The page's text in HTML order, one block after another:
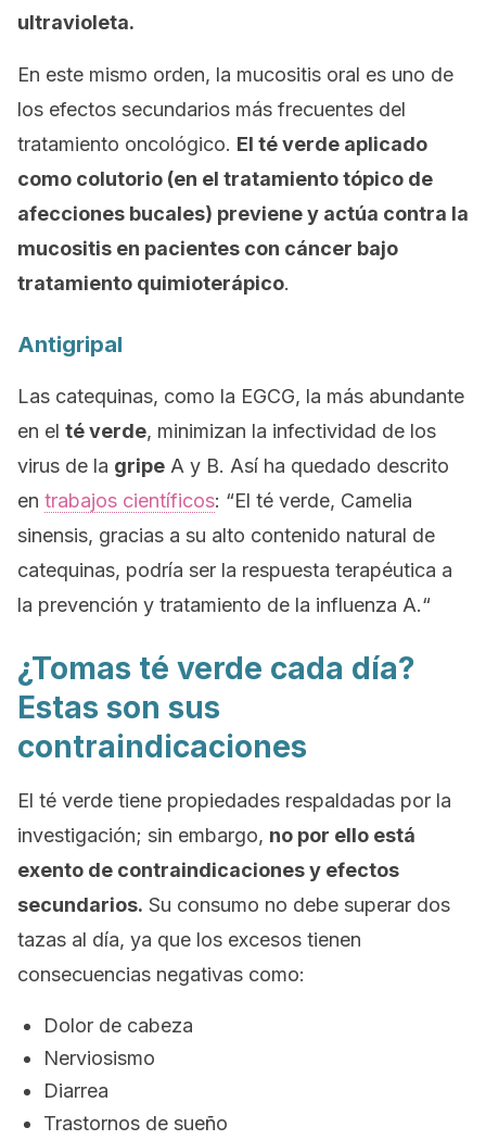
ultravioleta.
En este mismo orden, la mucositis oral es uno de
los efectos secundarios más frecuentes del
tratamiento oncológico. El té verde aplicado
como colutorio (en el tratamiento tópico de
afecciones bucales) previene y actúa contra la
mucositis en pacientes con cáncer bajo
tratamiento quimioterápico.
Antigripal
Las catequinas, como la EGCG, la más abundante
en el té verde, minimizan la infectividad de los
virus de la gripe A y B. Así ha quedado descrito
en trabajos científicos: “El té verde, Camelia
sinensis, gracias a su alto contenido natural de
catequinas, podría ser la respuesta terapéutica a
la prevención y tratamiento de la influenza A.“
¿Tomas té verde cada día?
Estas son sus
contraindicaciones
El té verde tiene propiedades respaldadas por la
investigación; sin embargo, no por ello está
exento de contraindicaciones y efectos
secundarios. Su consumo no debe superar dos
tazas al día, ya que los excesos tienen
consecuencias negativas como:
Dolor de cabeza
Nerviosismo
Diarrea
Trastornos de sueño